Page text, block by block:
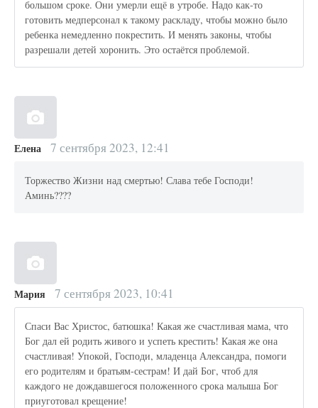
большом сроке. Они умерли ещё в утробе. Надо как-то
готовить медперсонал к такому раскладу, чтобы можно было
ребенка немедленно покрестить. И менять законы, чтобы
разрешали детей хоронить. Это остаётся проблемой.
Елена 7 сентября 2023, 12:41
Торжество Жизни над смертью! Слава тебе Господи!
Аминь????
Мария 7 сентября 2023, 10:41
Спаси Вас Христос, батюшка! Какая же счастливая мама, что
Бог дал ей родить живого и успеть крестить! Какая же она
счастливая! Упокой, Господи, младенца Александра, помоги
его родителям и братьям-сестрам! И дай Бог, чтоб для
каждого не дождавшегося положенного срока малыша Бог
приуготовал крещение!